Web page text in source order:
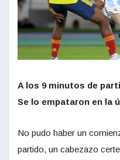
A los 9 minutos de
Se lo empataron en la
No pudo haber un
partido, un cabezazo